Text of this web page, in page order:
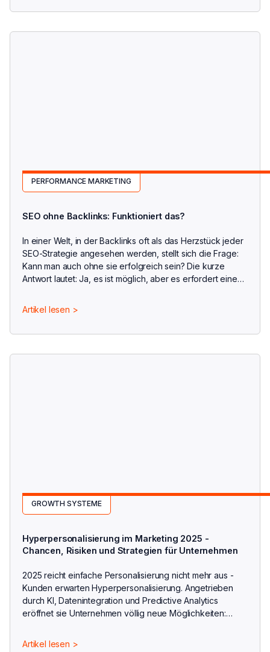
PERFORMANCE MARKETING
SEO ohne Backlinks: Funktioniert das?
In einer Welt, in der Backlinks oft als das Herzstück jeder
SEO-Strategie angesehen werden, stellt sich die Frage:
Kann man auch ohne sie erfolgreich sein? Die kurze
Antwort lautet: Ja, es ist möglich, aber es erfordert eine
Artikel lesen >
GROWTH SYSTEME
Hyperpersonalisierung im Marketing 2025 -
Chancen, Risiken und Strategien für Unternehmen
2025 reicht einfache Personalisierung nicht mehr aus -
Kunden erwarten Hyperpersonalisierung. Angetrieben
durch KI, Datenintegration und Predictive Analytics
eröffnet sie Unternehmen völlig neue Möglichkeiten:
engere Kundenbindung.
Artikel lesen >